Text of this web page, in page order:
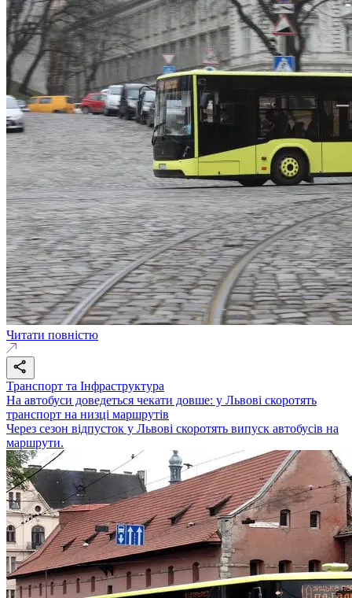
Читати повністю
Транспорт та Інфраструктура
На автобуси доведеться чекати довше: у Львові скоротять
транспорт на низці маршрутів
Через сезон відпусток у Львові скоротять випуск автобусів на
маршрути.